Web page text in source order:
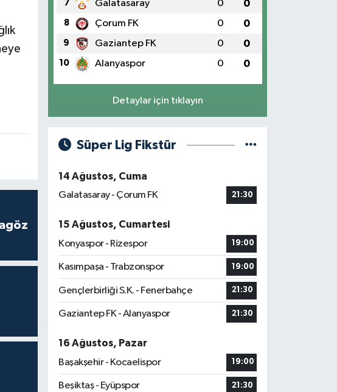
7 Galatasaray 0 0
8 Çorum FK 0 0
9 Gaziantep FK 0 0
10 Alanyaspor 0 0
Detaylar için tıklayın
Süper Lig Fikstür
14 Ağustos, Cuma
Galatasaray - Çorum FK
21:30
15 Ağustos, Cumartesi
Konyaspor - Rizespor
19:00
Kasımpaşa - Trabzonspor 19:00
Gençlerbirliği S.K. - Fenerbahçe 21:30
Gaziantep FK - Alanyaspor 21:30
16 Ağustos, Pazar
Başakşehir - Kocaelispor
19:00
Beşiktaş - Eyüpspor 21:30